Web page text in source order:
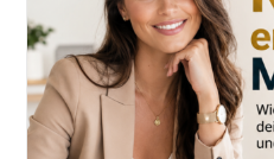
Gelassenheit,
Mut
Und
Klarheit
Durch
Moderne
Zeiten
Gehst